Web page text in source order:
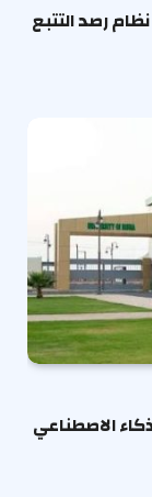
رصد التتبع
الاصطناعي